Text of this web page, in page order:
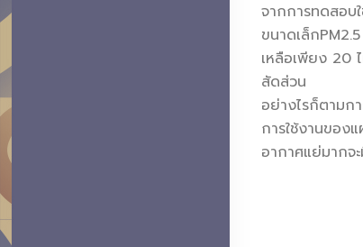
จากการทดสอบ
ขนาดเล็ก
เหลือเพียง 20
สัดส่วน
อย่างไรก็ตามก
การใช้งานของ
อากาศแย่มากจ